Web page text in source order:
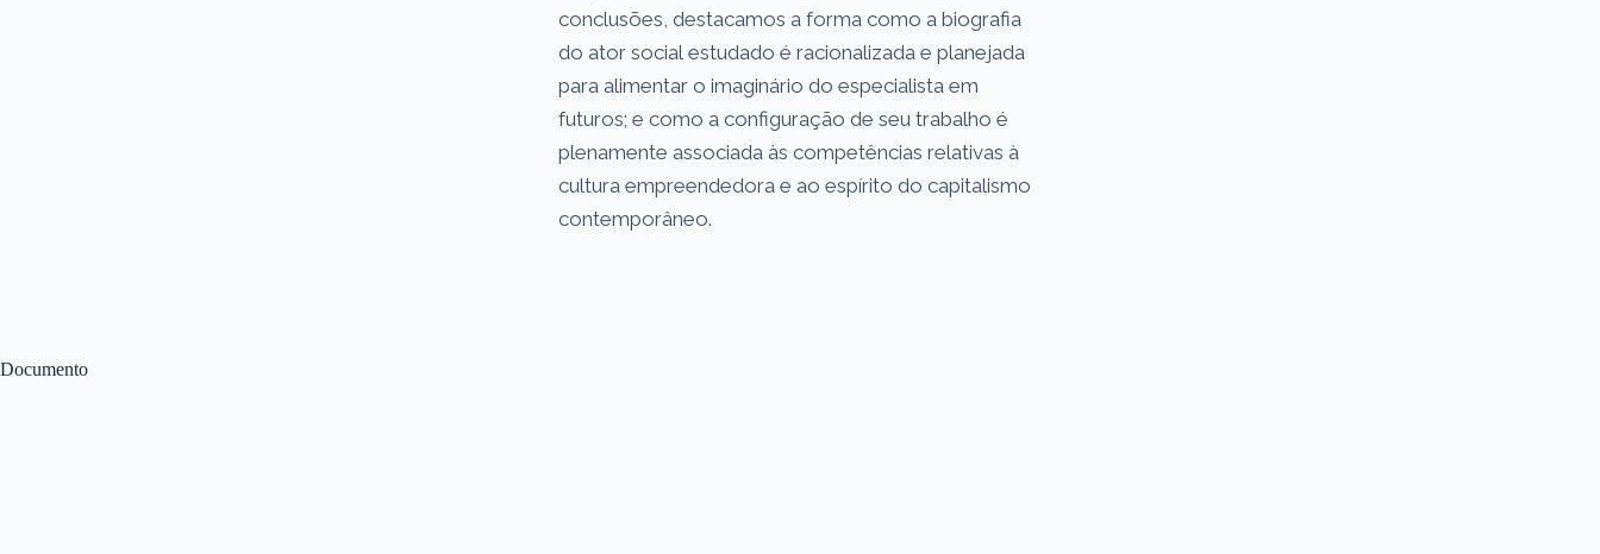
Documento
conclusões, destacamos a forma como a biografia
do ator social estudado é racionalizada e planejada
para alimentar o imaginário do especialista em
futuros; e como a configuração de seu trabalho é
plenamente associada às competências relativas à
cultura empreendedora e ao espírito do capitalismo
contemporâneo.